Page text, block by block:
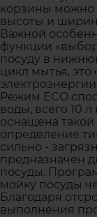
корзины можно
высоты и
Важной
функции
посуду в
цикл мытья,
электроэнергии.
Режим ECO
воды, всего 10
оснащена
определение
сильно -
предназначен
посуды.
мойку посуды
Благодаря
выполнения